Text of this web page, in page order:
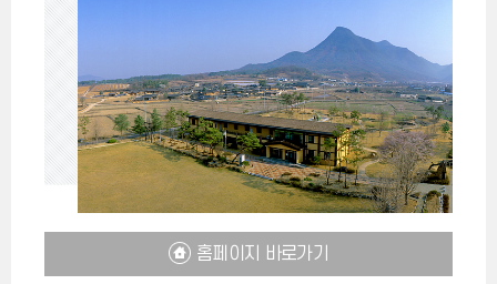
홈페이지 바로가기